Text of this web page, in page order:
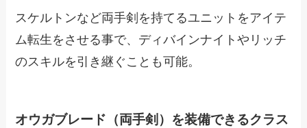
スケルトンなど両手剣を持てるユニットをアイテ
ム転生をさせる事で、ディバインナイトやリッチ
のスキルを引き継ぐことも可能。
オウガブレード（両手剣）を装備できるクラス